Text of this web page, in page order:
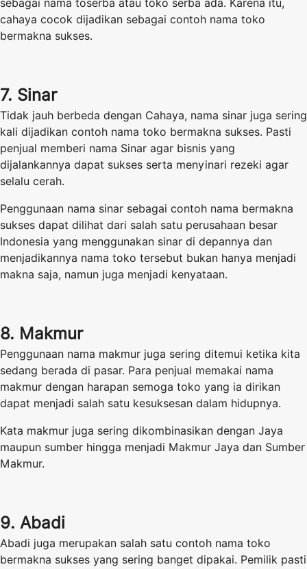
sebagai nama toserba atau toko serba ada. Karena itu,
cahaya cocok dijadikan sebagai contoh nama toko
bermakna sukses.
7. Sinar
Tidak jauh berbeda dengan Cahaya, nama sinar juga sering
kali dijadikan contoh nama toko bermakna sukses. Pasti
penjual memberi nama Sinar agar bisnis yang
dijalankannya dapat sukses serta menyinari rezeki agar
selalu cerah.
Penggunaan nama sinar sebagai contoh nama bermakna
sukses dapat dilihat dari salah satu perusahaan besar
Indonesia yang menggunakan sinar di depannya dan
menjadikannya nama toko tersebut bukan hanya menjadi
makna saja, namun juga menjadi kenyataan.
8. Makmur
Penggunaan nama makmur juga sering ditemui ketika kita
sedang berada di pasar. Para penjual memakai nama
makmur dengan harapan semoga toko yang ia dirikan
dapat menjadi salah satu kesuksesan dalam hidupnya.
Kata makmur juga sering dikombinasikan dengan Jaya
maupun sumber hingga menjadi Makmur Jaya dan Sumber
Makmur.
9. Abadi
Abadi juga merupakan salah satu contoh nama toko
bermakna sukses yang sering banget dipakai. Pemilik pasti